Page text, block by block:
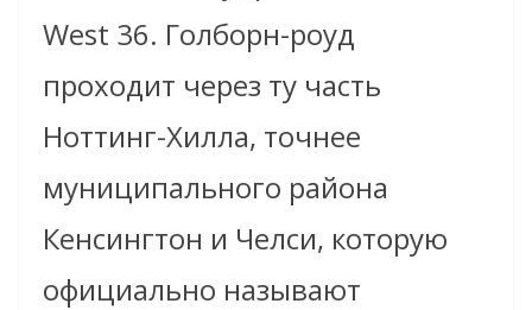
West 36. Голборн-роуд
проходит через ту часть
Ноттинг-Хилла, точнее
муниципального района
Кенсингтон и Челси, которую
официально называют